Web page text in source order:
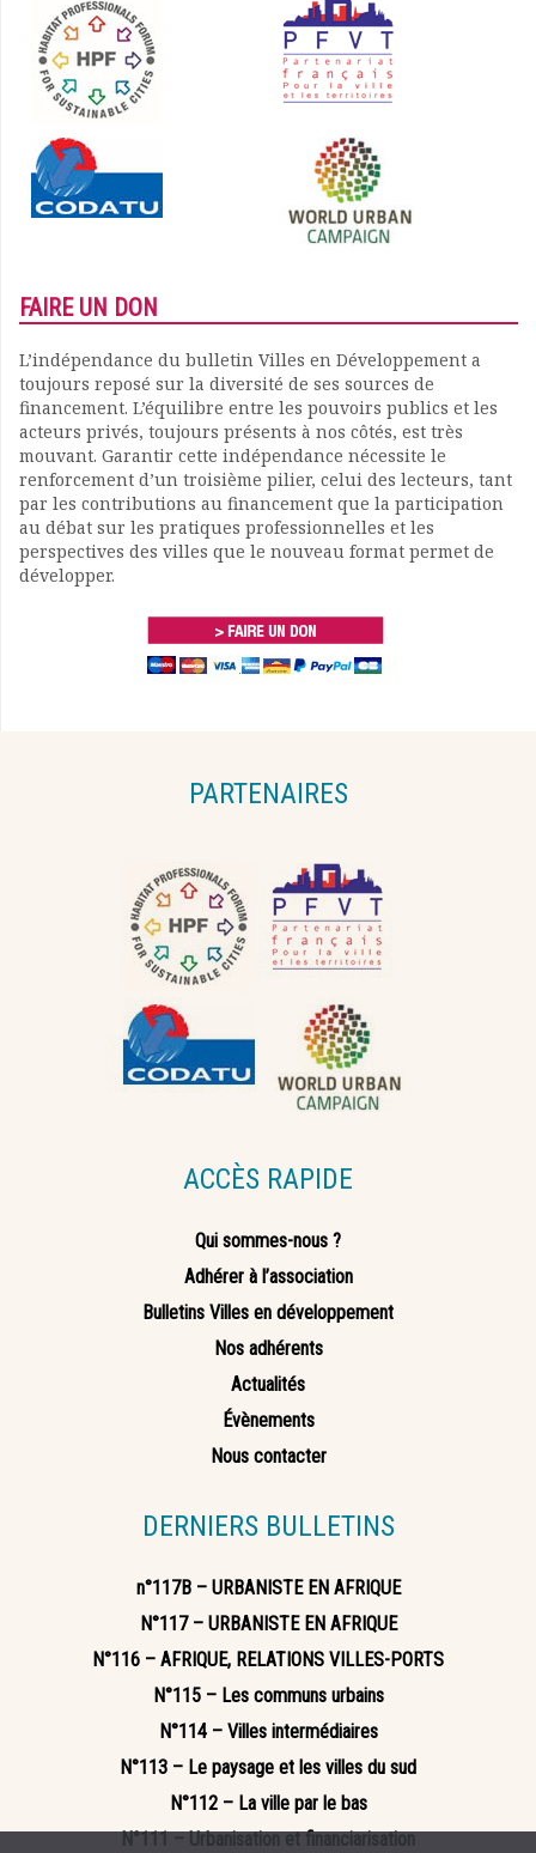
FAIRE UN DON
L’indépendance du bulletin Villes en Développement a
toujours reposé sur la diversité de ses sources de
financement. L’équilibre entre les pouvoirs publics et les
acteurs privés, toujours présents à nos côtés, est très
mouvant. Garantir cette indépendance nécessite le
renforcement d’un troisième pilier, celui des lecteurs, tant
par les contributions au financement que la participation
au débat sur les pratiques professionnelles et les
perspectives des villes que le nouveau format permet de
développer.
PARTENAIRES
ACCÈS RAPIDE
Qui sommes-nous ?
Adhérer à l’association
Bulletins Villes en développement
Nos adhérents
Actualités
Évènements
Nous contacter
DERNIERS BULLETINS
n°117B – URBANISTE EN AFRIQUE
N°117 – URBANISTE EN AFRIQUE
N°116 – AFRIQUE, RELATIONS VILLES-PORTS
N°115 – Les communs urbains
N°114 – Villes intermédiaires
N°113 – Le paysage et les villes du sud
N°112 – La ville par le bas
N°111 – Urbanisation et financiarisation